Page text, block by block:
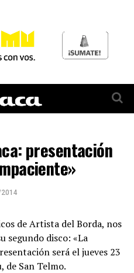
presentación
de Artista del Borda, nos
segundo disco: «La
será el jueves 23
de San Telmo.